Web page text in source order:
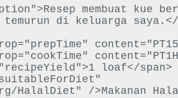
membuat kue
di keluarga saya.</
loaf</span>
HalalDiet" />Makanan